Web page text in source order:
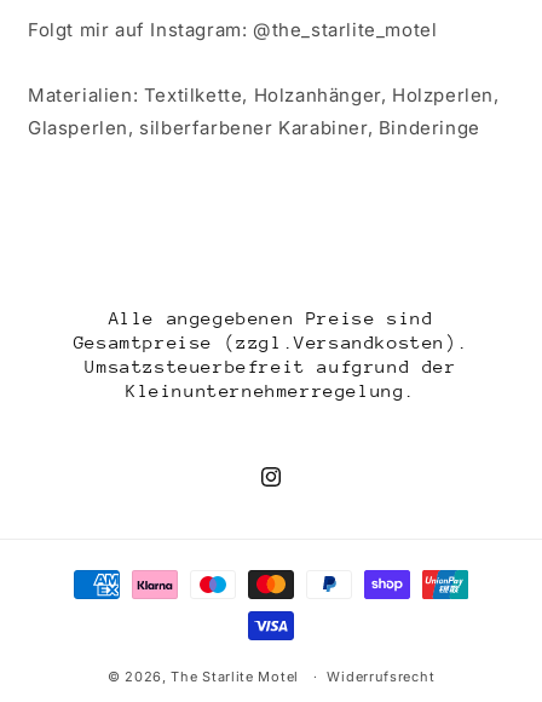
Folgt mir auf Instagram: @the_starlite_motel
Materialien: Textilkette, Holzanhänger, Holzperlen,
Glasperlen, silberfarbener Karabiner, Binderinge
Alle angegebenen Preise sind
Gesamtpreise (zzgl.Versandkosten).
Umsatzsteuerbefreit aufgrund der
Kleinunternehmerregelung.
Instagram
Zahlungsmethoden
© 2026,The Starlite Motel Widerrufsrecht